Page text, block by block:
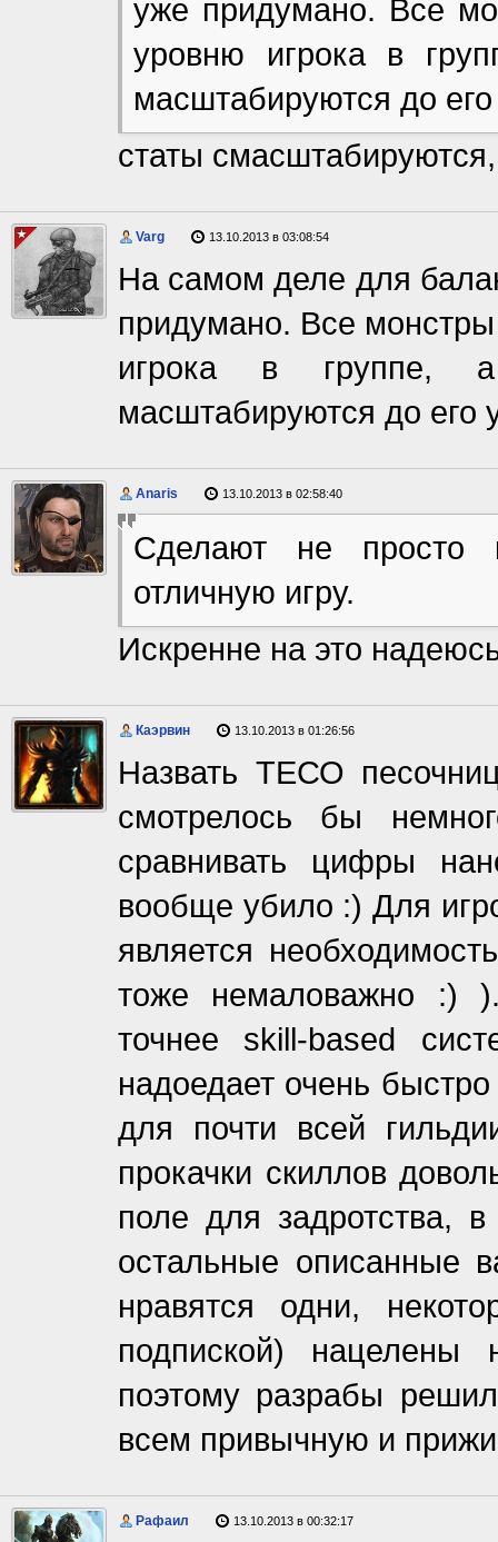
уже придумано. Все
уровню игрока в
масштабируются до
статы
Varg 13.10.2013 в 03:08:54
На самом деле для
придумано. Все
игрока в группе,
масштабируются до его
Anaris 13.10.2013 в 02:58:40
Сделают не просто
отличную игру.
Искренне на это
Каэрвин 13.10.2013 в 01:26:56
Назвать ТЕСО
смотрелось бы
сравнивать цифры
вообще убило :) Для
является
тоже немаловажно :)
точнее skill-based
надоедает очень
для почти всей
прокачки скиллов
поле для задротства,
остальные описанные
нравятся одни,
подпиской)
поэтому разрабы
всем привычную и
Рафаил 13.10.2013 в 00:32:17